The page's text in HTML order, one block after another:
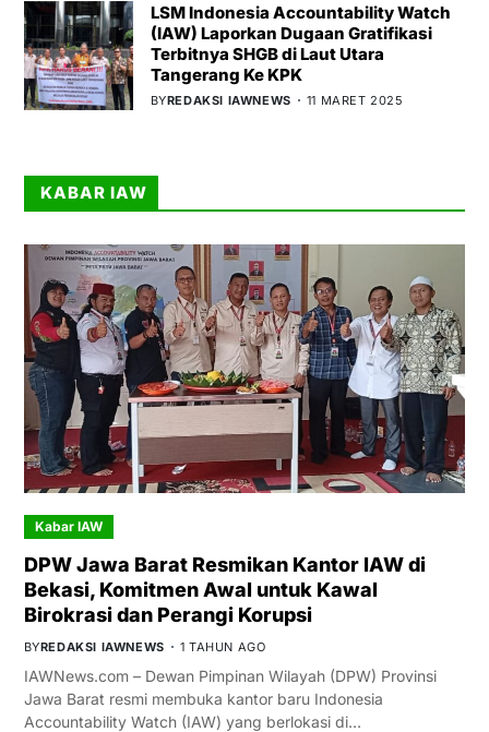
LSM Indonesia Accountability Watch
(IAW) Laporkan Dugaan Gratifikasi
Terbitnya SHGB di Laut Utara
Tangerang Ke KPK
BYREDAKSI IAWNEWS 11 MARET 2025
KABAR IAW
Kabar IAW
DPW Jawa Barat Resmikan Kantor IAW di
Bekasi, Komitmen Awal untuk Kawal
Birokrasi dan Perangi Korupsi
BYREDAKSI IAWNEWS 1 TAHUN AGO
IAWNews.com – Dewan Pimpinan Wilayah (DPW) Provinsi
Jawa Barat resmi membuka kantor baru Indonesia
Accountability Watch (IAW) yang berlokasi di…